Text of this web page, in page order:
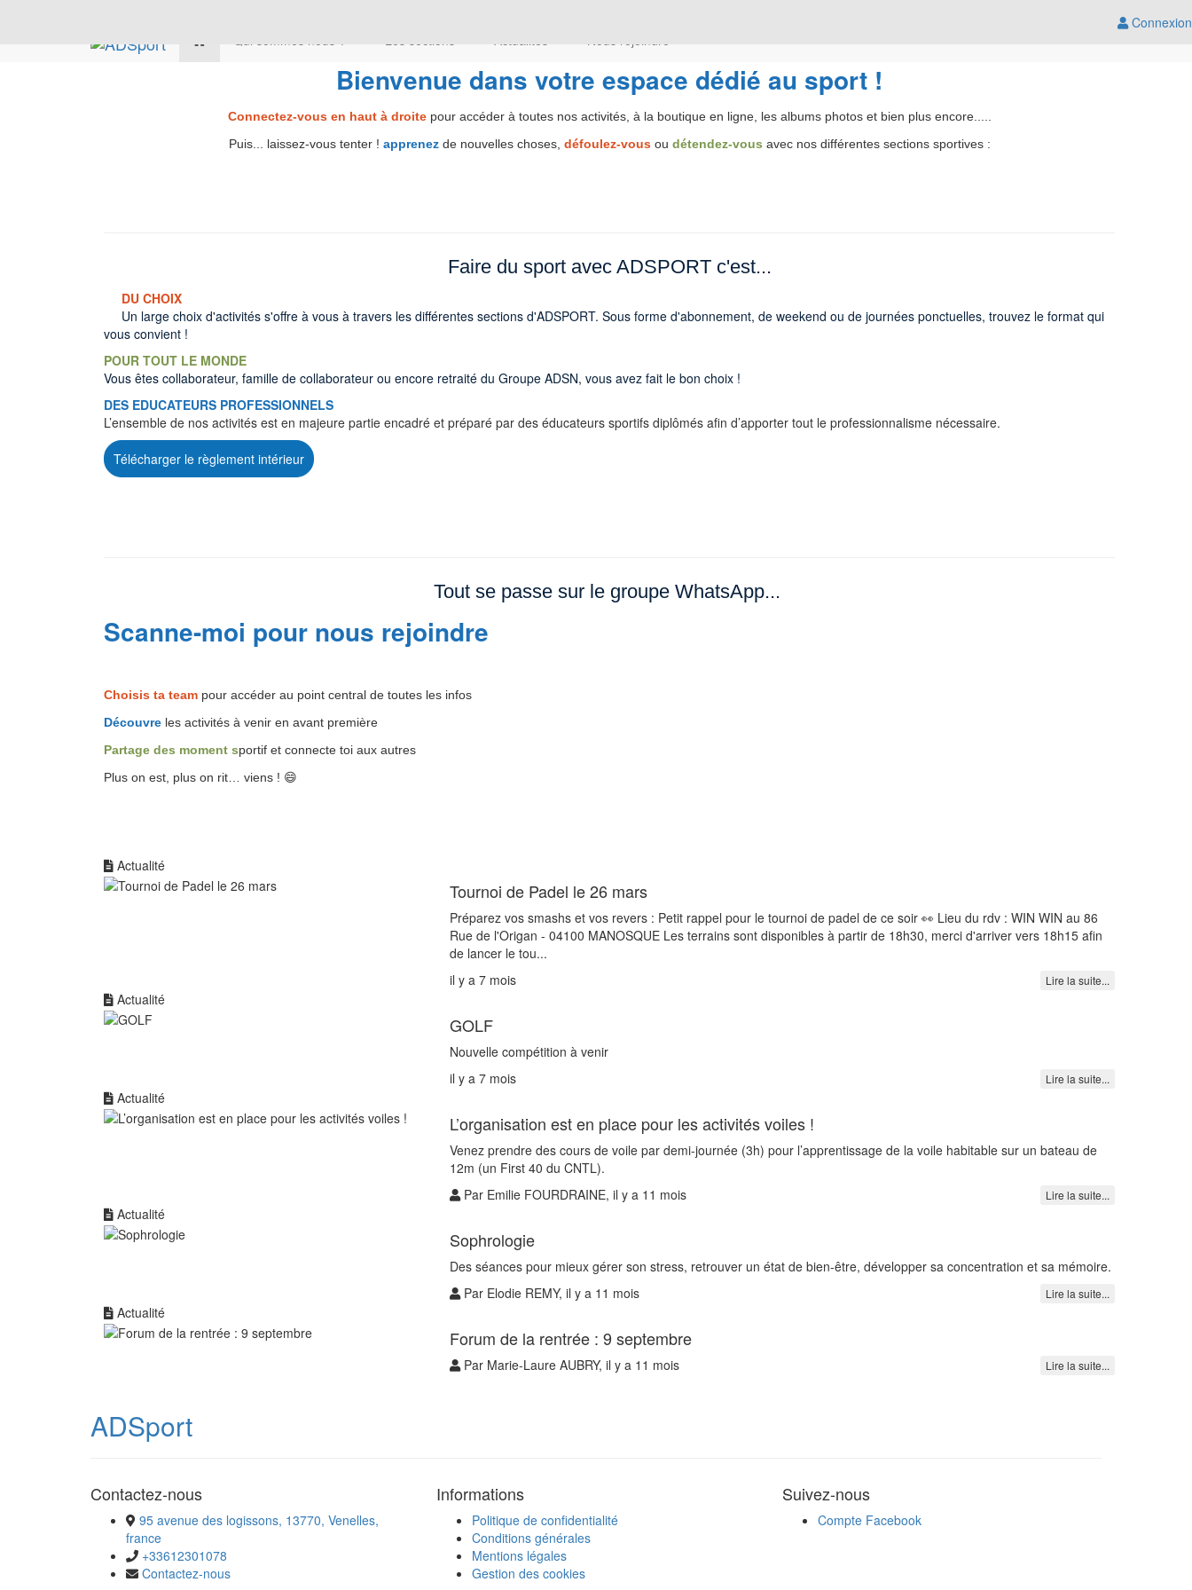
Connexion
Qui sommes nous ?
Les sections Actualités Nous rejoindre
Bienvenue dans votre espace dédié au sport !
Connectez-vous en haut à droite pour accéder à toutes nos activités, à la boutique en ligne, les albums photos et bien plus encore.....
Puis... laissez-vous tenter ! apprenez de nouvelles choses, défoulez-vous ou détendez-vous avec nos différentes sections sportives :
Faire du sport avec ADSPORT c'est...
DU CHOIX
Un large choix d'activités s'offre à vous à travers les différentes sections d'ADSPORT. Sous forme d'abonnement, de weekend ou de journées ponctuelles, trouvez le format qui
vous convient !
POUR TOUT LE MONDE
Vous êtes collaborateur, famille de collaborateur ou encore retraité du Groupe ADSN, vous avez fait le bon choix !
DES EDUCATEURS PROFESSIONNELS
L’ensemble de nos activités est en majeure partie encadré et préparé par des éducateurs sportifs diplômés afin d’apporter tout le professionnalisme nécessaire.
Télécharger le règlement intérieur
Tout se passe sur le groupe WhatsApp...
Scanne-moi pour nous rejoindre
Choisis ta team pour accéder au point central de toutes les infos
Découvre les activités à venir en avant première
Partage des moment sportif et connecte toi aux autres
Plus on est, plus on rit… viens ! 😄
Actualité
Tournoi de Padel le 26 mars
Préparez vos smashs et vos revers : Petit rappel pour le tournoi de padel de ce soir 👀 Lieu du rdv : WIN WIN au 86
Rue de l'Origan - 04100 MANOSQUE Les terrains sont disponibles à partir de 18h30, merci d'arriver vers 18h15 afin
de lancer le tou...
il y a 7 mois
Lire la suite...
Actualité
GOLF
Nouvelle compétition à venir
il y a 7 mois
Lire la suite...
Actualité
L’organisation est en place pour les activités voiles !
Venez prendre des cours de voile par demi-journée (3h) pour l’apprentissage de la voile habitable sur un bateau de
12m (un First 40 du CNTL).
Par Emilie FOURDRAINE, il y a 11 mois
Lire la suite...
Actualité
Sophrologie
Des séances pour mieux gérer son stress, retrouver un état de bien-être, développer sa concentration et sa mémoire.
Par Elodie REMY, il y a 11 mois
Lire la suite...
Actualité
Forum de la rentrée : 9 septembre
Par Marie-Laure AUBRY, il y a 11 mois Lire la suite...
ADSport
Contactez-nous
95 avenue des logissons, 13770, Venelles,
france
+33612301078
Contactez-nous
Informations
Politique de confidentialité
Conditions générales
Mentions légales
Gestion des cookies
Suivez-nous
Compte Facebook